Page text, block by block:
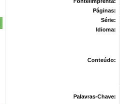
Páginas:
Série:
Idioma:
Conteúdo:
Palavras-Chave: